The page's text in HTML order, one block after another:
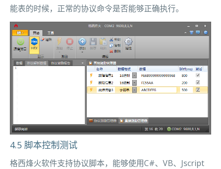
能表的时候，正常的协议命令是否能够正确执行。
4.5 脚本控制测试
格西烽火软件支持协议脚本，能够使用C#、VB、Jscript